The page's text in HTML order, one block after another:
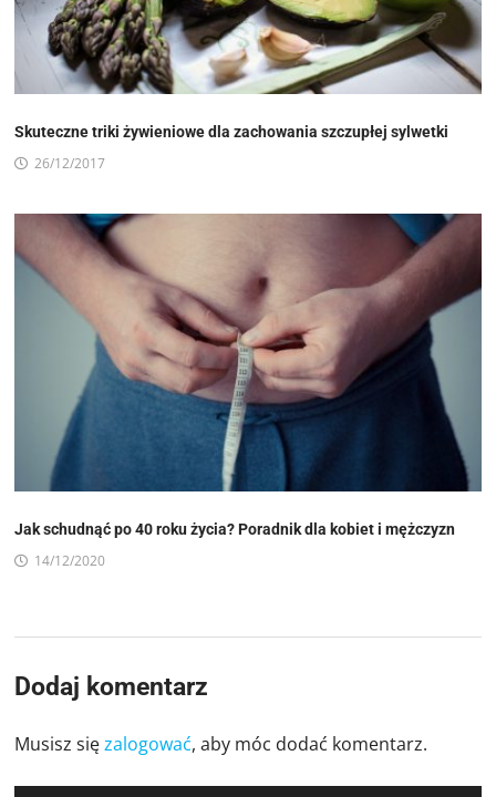
Skuteczne triki żywieniowe dla zachowania szczupłej sylwetki
26/12/2017
Jak schudnąć po 40 roku życia? Poradnik dla kobiet i mężczyzn
14/12/2020
Dodaj komentarz
Musisz sięzalogować, aby móc dodać komentarz.